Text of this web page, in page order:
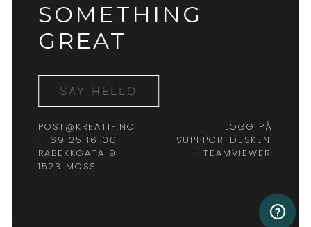
SOMETHING
GREAT
SAY HELLO
POST@KREATIF.NO
-
69 25 16 00
-
RABEKKGATA 9,
1523 MOSS
LOGG PÅ
SUPPPORTDESKEN
-
TEAMVIEWER